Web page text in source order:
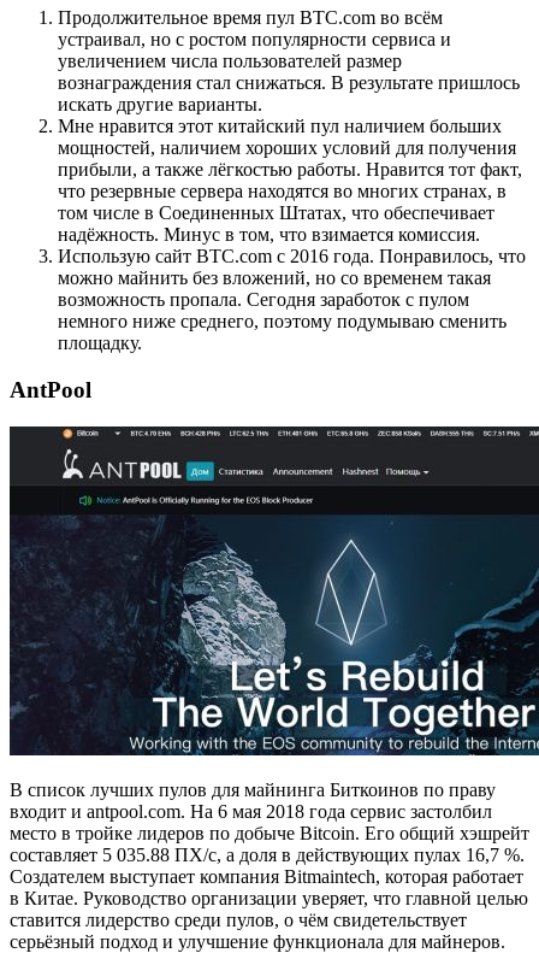
Продолжительное время пул BTC.com во всём
устраивал, но с ростом популярности сервиса и
увеличением числа пользователей размер
вознаграждения стал снижаться. В результате пришлось
искать другие варианты.
Мне нравится этот китайский пул наличием больших
мощностей, наличием хороших условий для получения
прибыли, а также лёгкостью работы. Нравится тот факт,
что резервные сервера находятся во многих странах, в
том числе в Соединенных Штатах, что обеспечивает
надёжность. Минус в том, что взимается комиссия.
Использую сайт BTC.com с 2016 года. Понравилось, что
можно майнить без вложений, но со временем такая
возможность пропала. Сегодня заработок с пулом
немного ниже среднего, поэтому подумываю сменить
площадку.
AntPool
В список лучших пулов для майнинга Биткоинов по праву
входит и antpool.com. На 6 мая 2018 года сервис застолбил
место в тройке лидеров по добыче Bitcoin. Его общий хэшрейт
составляет 5 035.88 ПХ/с, а доля в действующих пулах 16,7 %.
Создателем выступает компания Bitmaintech, которая работает
в Китае. Руководство организации уверяет, что главной целью
ставится лидерство среди пулов, о чём свидетельствует
серьёзный подход и улучшение функционала для майнеров.